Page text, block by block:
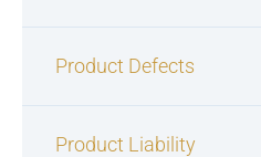
Product Defects
Product Liability